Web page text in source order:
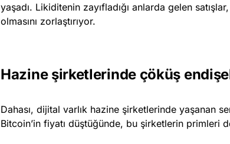
yaşadı. Likiditenin zayıfladığı anlarda gelen
olmasını zorlaştırıyor.
Hazine şirketlerinde çöküş
Dahası, dijital varlık hazine şirketlerinde yaşanan
Bitcoin’in fiyatı düştüğünde, bu şirketlerin primleri